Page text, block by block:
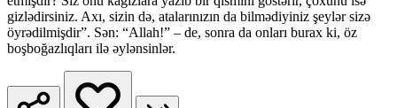
gizlədirsiniz. Axı, sizin də, atalarınızın da bilmədiyiniz şeylər sizə
öyrədilmişdir”. Sən: “Allah!” – de, sonra da onları burax ki, öz
boşboğazlıqları ilə əylənsinlər.